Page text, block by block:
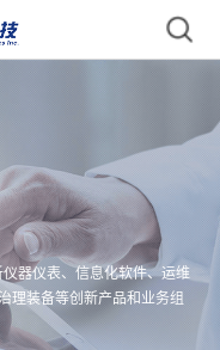
器仪表、信息化软件、运维
理装备等创新产品和业务组